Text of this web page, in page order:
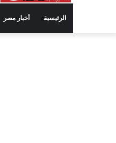
الرئيسية أخبار مصر